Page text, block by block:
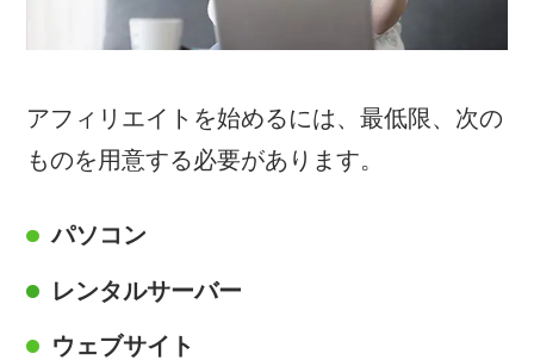
アフィリエイトを始めるには、最低限、次の
ものを用意する必要があります。
パソコン
レンタルサーバー
ウェブサイト